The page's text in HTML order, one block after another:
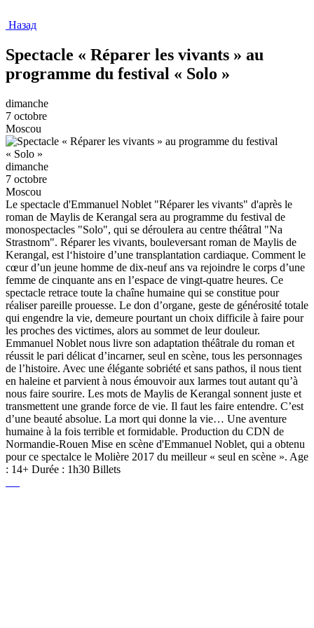
Назад
Spectacle « Réparer les vivants » au
programme du festival « Solo »
dimanche
7 octobre
Moscou
dimanche
7 octobre
Moscou
Le spectacle d'Emmanuel Noblet "Réparer les vivants" d'après le
roman de Maylis de Kerangal sera au programme du festival de
monospectacles "Solo", qui se déroulera au centre théâtral "Na
Strastnom". Réparer les vivants, bouleversant roman de Maylis de
Kerangal, est l‘histoire d’une transplantation cardiaque. Comment le
cœur d’un jeune homme de dix-neuf ans va rejoindre le corps d’une
femme de cinquante ans en l’espace de vingt-quatre heures. Ce
spectacle retrace toute la chaîne humaine qui se constitue pour
réaliser pareille prouesse. Le don d’organe, geste de générosité totale
qui engendre la vie, demeure pourtant un choix difficile à faire pour
les proches des victimes, alors au sommet de leur douleur.
Emmanuel Noblet nous livre son adaptation théâtrale du roman et
réussit le pari délicat d’incarner, seul en scène, tous les personnages
de l’histoire. Avec une élégante sobriété et sans pathos, il nous tient
en haleine et parvient à nous émouvoir aux larmes tout autant qu’à
nous faire sourire. Les mots de Maylis de Kerangal sonnent juste et
transmettent une grande force de vie. Il faut les faire entendre. C’est
d’une beauté absolue. La mort qui donne la vie… Une aventure
humaine à la fois terrible et formidable. Production du CDN de
Normandie-Rouen Mise en scène d'Emmanuel Noblet, qui a obtenu
pour ce spectalce le Molière 2017 du meilleur « seul en scène ». Age
: 14+ Durée : 1h30 Billets